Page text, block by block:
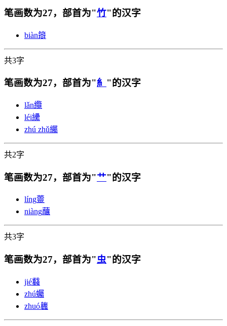
笔画数为27，部首为"竹"的汉字
biàn䉸
共3字
笔画数为27，部首为"糹 "的汉字
lǎn纜
léi纝
zhú zhǔ䌵
共2字
笔画数为27，部首为"艹"的汉字
líng䖅
niàng䖆
共3字
笔画数为27，部首为"虫"的汉字
jié蠽
zhú蠾
zhuó蠿